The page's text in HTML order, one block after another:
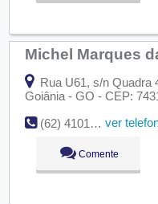
Michel Marques
Rua U61, s/n Quadra
Goiânia - GO - CEP:
(62) 4101-0709
ver
Comente